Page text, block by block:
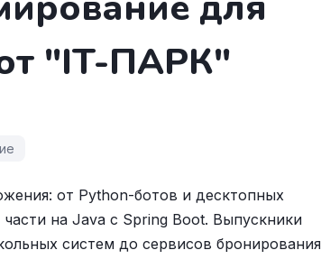
"IT-ПАРК"
от Python-ботов и десктопных
на Java с Spring Boot. Выпускники
систем до сервисов бронирования